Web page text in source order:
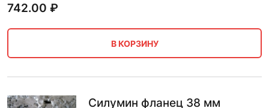
742.00 ₽
В КОРЗИНУ
Силумин фланец 38 мм